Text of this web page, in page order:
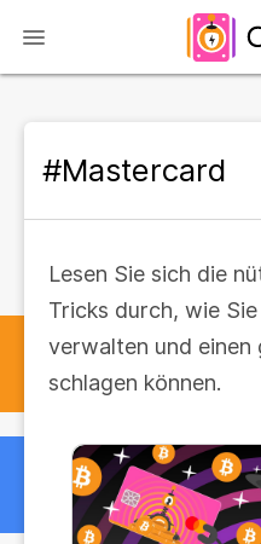
#Mastercard
Lesen Sie sich die
Tricks durch, wie
verwalten und
schlagen können.